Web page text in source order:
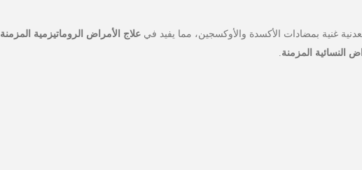
غنية بمضادات الأكسدة والأوكسجين، مما يفيد في علاج الأمراض الروماتيزمية المزمنة
النسائية المزمنة.